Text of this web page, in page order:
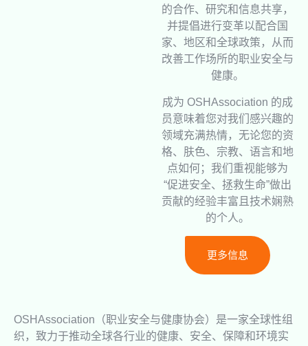
的合作、研究和信息共享，
并提倡进行变革以配合国
家、地区和全球政策，从而
改善工作场所的职业安全与
健康。
成为 OSHAssociation 的成
员意味着您对我们感兴趣的
领域充满热情，无论您的资
格、肤色、宗教、语言和地
点如何；我们重视能够为
“促进安全、拯救生命”做出
贡献的经验丰富且技术娴熟
的个人。
更多信息
OSHAssociation（职业安全与健康协会）是一家全球性组
织，致力于推动全球各行业的健康、安全、保障和环境实